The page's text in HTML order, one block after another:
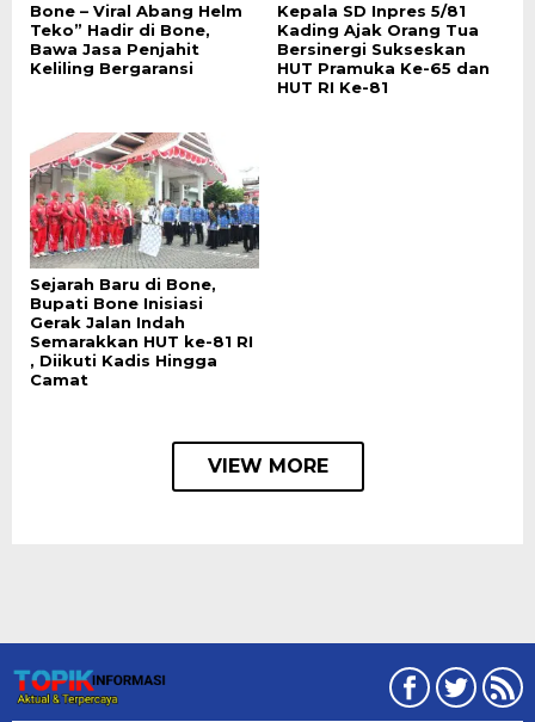
Bone – Viral Abang Helm
Teko” Hadir di Bone,
Bawa Jasa Penjahit
Keliling Bergaransi
Kepala SD Inpres 5/81
Kading Ajak Orang Tua
Bersinergi Sukseskan
HUT Pramuka Ke-65 dan
HUT RI Ke-81
Sejarah Baru di Bone,
Bupati Bone Inisiasi
Gerak Jalan Indah
Semarakkan HUT ke-81 RI
, Diikuti Kadis Hingga
Camat
VIEW MORE